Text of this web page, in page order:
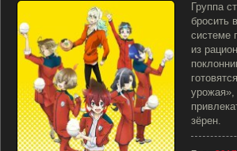
Группа
бросить
системе
из
урожая»,
зёрен.